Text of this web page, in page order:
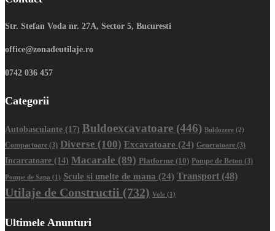
Str. Stefan Voda nr. 27A, Sector 5, Bucuresti
office@zonadeutilaje.ro
0742 036 457
Categorii
Autobasculante (17) Buldoexcavatoare (446) Buldozere (2)
Compactoare (3) Diverse (100) Excavatoare (24) Generatoare (3)
Incarcatoare (14) Macarale (89) Platforme (10) Pompe de Beton (3)
Pompe de Sapa (1) Scule si unelte de mana (24) Transport (48)
Utilaje de Constructii (732) Vole (1)
Ultimele Anunturi